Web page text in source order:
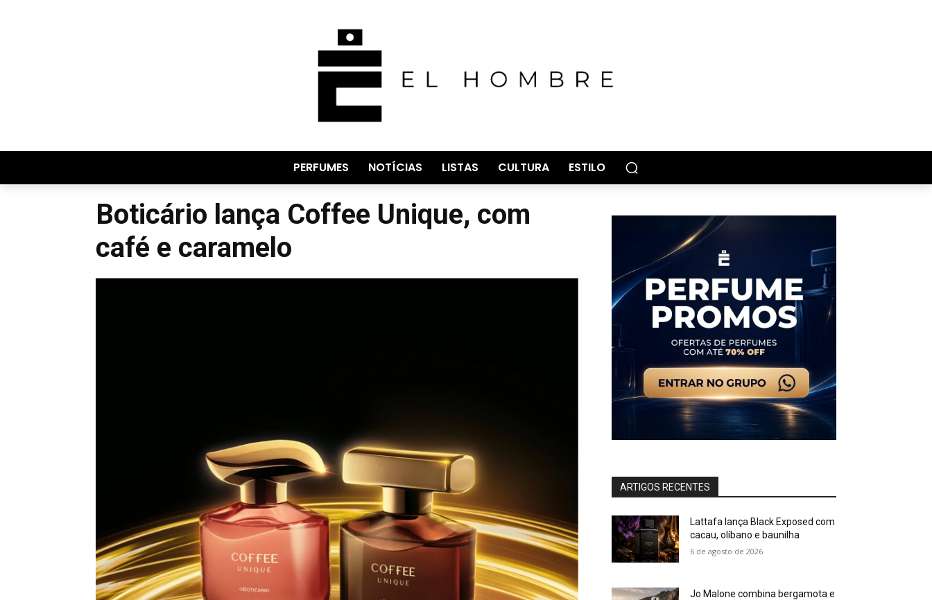
PERFUMES NOTÍCIAS LISTAS CULTURA ESTILO
Boticário lança Coffee Unique, com
café e caramelo
ARTIGOS RECENTES
Lattafa lança Black Exposed com
cacau, olíbano e baunilha
6 de agosto de 2026
Jo Malone combina bergamota e